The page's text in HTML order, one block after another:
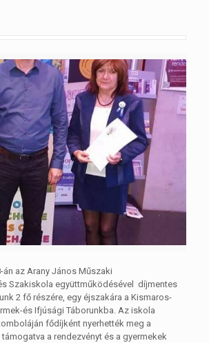
án az Arany János Műszaki
Szakiskola együttműködésével díjmentes
2 fő részére, egy éjszakára a Kismaros-
és Ifjúsági Táborunkba. Az iskola
fődíjként nyerhették meg a
a rendezvényt és a gyermekek